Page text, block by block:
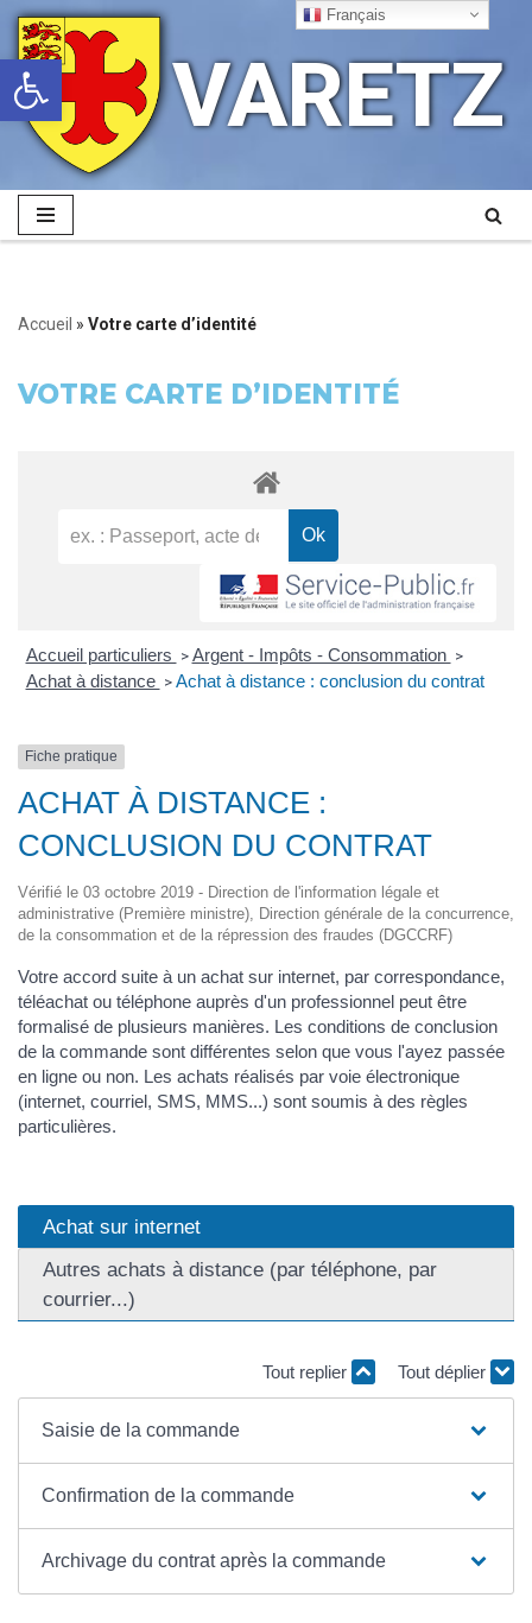
Ouvrir la barre d’outils
Aller
au
contenu
VARETZ
Accueil » Votre carte d’identité
VOTRE CARTE D’IDENTITÉ
Accueil particuliers > Argent - Impôts - Consommation >
Achat à distance > Achat à distance : conclusion du contrat
Fiche pratique
ACHAT À DISTANCE :
CONCLUSION DU CONTRAT
Vérifié le 03 octobre 2019 - Direction de l'information légale et
administrative (Première ministre), Direction générale de la concurrence,
de la consommation et de la répression des fraudes (DGCCRF)
Votre accord suite à un achat sur internet, par correspondance,
téléachat ou téléphone auprès d'un professionnel peut être
formalisé de plusieurs manières. Les conditions de conclusion
de la commande sont différentes selon que vous l'ayez passée
en ligne ou non. Les achats réalisés par voie électronique
(internet, courriel, SMS, MMS...) sont soumis à des règles
particulières.
Achat sur internet
Autres achats à distance (par téléphone, par
courrier...)
Tout replier Tout déplier
Saisie de la commande
Confirmation de la commande
Archivage du contrat après la commande
Français